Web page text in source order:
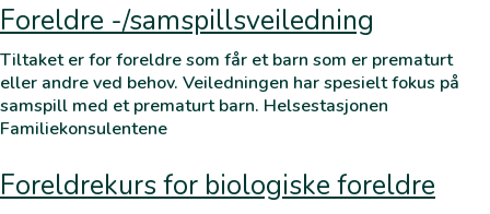
Foreldre -/samspillsveiledning
Tiltaket er for foreldre som får et barn som er prematurt
eller andre ved behov. Veiledningen har spesielt fokus på
samspill med et prematurt barn. Helsestasjonen
Familiekonsulentene
Foreldrekurs for biologiske foreldre